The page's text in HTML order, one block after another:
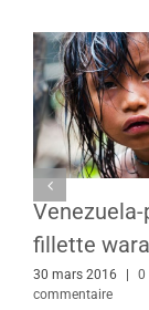
fillette
30 mars 2016
0
commentaire